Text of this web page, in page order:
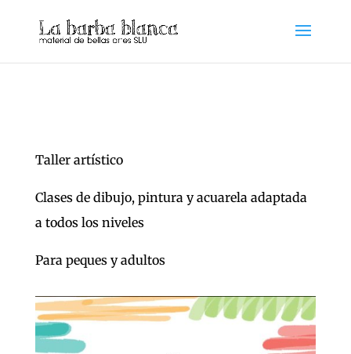
Taller artístico
Clases de dibujo, pintura y acuarela adaptada
a todos los niveles
Para peques y adultos